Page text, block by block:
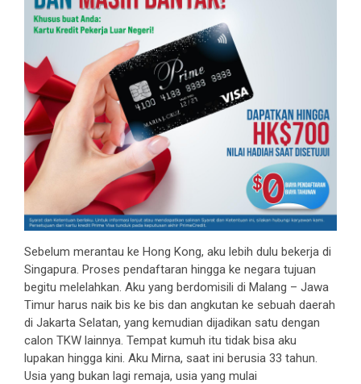
Sebelum merantau ke Hong Kong, aku lebih dulu bekerja di
Singapura. Proses pendaftaran hingga ke negara tujuan
begitu melelahkan. Aku yang berdomisili di Malang – Jawa
Timur harus naik bis ke bis dan angkutan ke sebuah daerah
di Jakarta Selatan, yang kemudian dijadikan satu dengan
calon TKW lainnya. Tempat kumuh itu tidak bisa aku
lupakan hingga kini. Aku Mirna, saat ini berusia 33 tahun.
Usia yang bukan lagi remaja, usia yang mulai